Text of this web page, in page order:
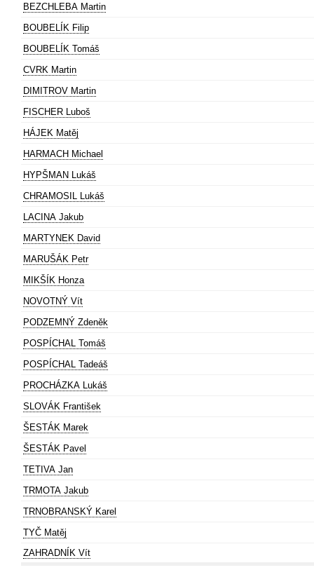
BEZCHLEBA Martin
BOUBELÍK Filip
BOUBELÍK Tomáš
CVRK Martin
DIMITROV Martin
FISCHER Luboš
HÁJEK Matěj
HARMACH Michael
HYPŠMAN Lukáš
CHRAMOSIL Lukáš
LACINA Jakub
MARTYNEK David
MARUŠÁK Petr
MIKŠÍK Honza
NOVOTNÝ Vít
PODZEMNÝ Zdeněk
POSPÍCHAL Tomáš
POSPÍCHAL Tadeáš
PROCHÁZKA Lukáš
SLOVÁK František
ŠESTÁK Marek
ŠESTÁK Pavel
TETIVA Jan
TRMOTA Jakub
TRNOBRANSKÝ Karel
TYČ Matěj
ZAHRADNÍK Vít